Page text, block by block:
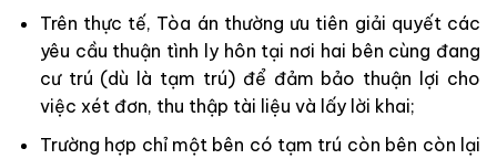
Trên thực tế, Tòa án thường ưu tiên giải quyết các
yêu cầu thuận tình ly hôn tại nơi hai bên cùng đang
cư trú (dù là tạm trú) để đảm bảo thuận lợi cho
việc xét đơn, thu thập tài liệu và lấy lời khai;
Trường hợp chỉ một bên có tạm trú còn bên còn lại